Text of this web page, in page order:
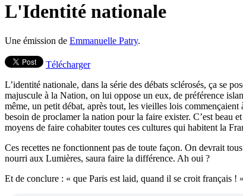
L'Identité nationale
Une émission de Emmanuelle Patry.
Télécharger
L’identité nationale, dans la série des débats sclérosés, ça se
majuscule à la Nation, on lui oppose un eux, de préférence
même, un petit débat, après tout, les vieilles lois
besoin de proclamer la nation pour la faire exister. C’est beau
moyens de faire cohabiter toutes ces cultures qui habitent la
Ces recettes ne fonctionnent pas de toute façon. On devrait
nourri aux Lumières, saura faire la différence. Ah oui ?
Et de conclure : « que Paris est laid, quand il se croit français !